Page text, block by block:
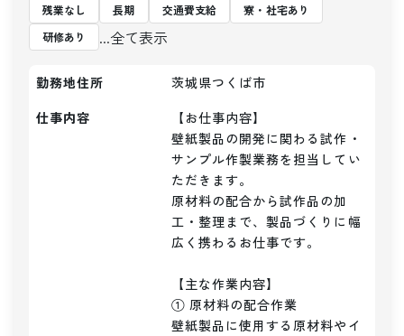
残業なし 長期 交通費支給
寮・社宅あり
研修あり
...全て表示
勤務地住所
茨城県つくば市
仕事内容
【お仕事内容】
壁紙製品の開発に関わる試作・
サンプル作製業務を担当してい
ただきます。
原材料の配合から試作品の加
工・整理まで、製品づくりに幅
広く携わるお仕事です。
【主な作業内容】
① 原材料の配合作業
壁紙製品に使用する原材料やイ